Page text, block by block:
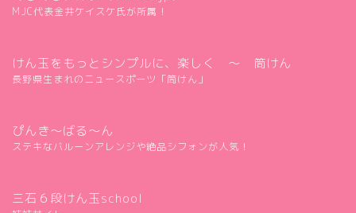
MJC代表金井ケイスケ氏が所属！
けん玉をもっとシンプルに、楽しく ～ 筒けん
長野県生まれのニュースポーツ「筒けん」
ぴんき～ばる～ん
ステキなバルーンアレンジや絶品シフォンが人気！
三石６段けん玉school